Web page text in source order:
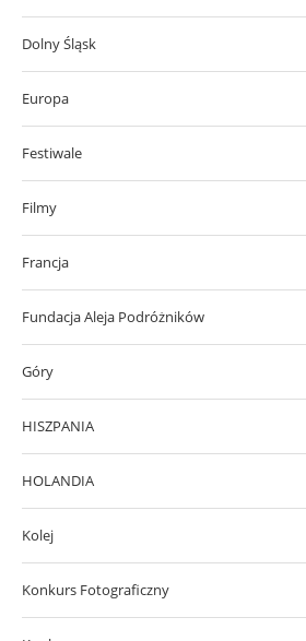
Dolny Śląsk
Europa
Festiwale
Filmy
Francja
Fundacja Aleja Podróżników
Góry
HISZPANIA
HOLANDIA
Kolej
Konkurs Fotograficzny